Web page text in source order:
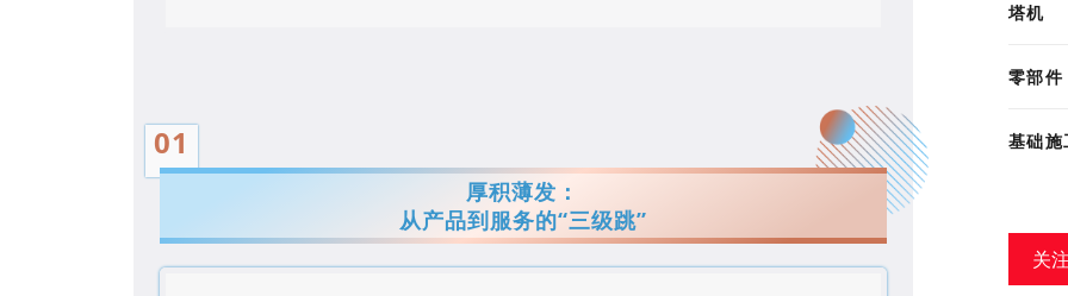
01
厚积薄发：
从产品到服务的“三级跳”
塔机
零部件
基础施
关